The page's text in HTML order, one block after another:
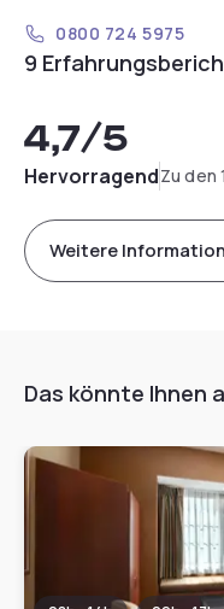
0800 724 5975
9
4,7/5
HervorragendZu den
Weitere
Das könnte Ihnen